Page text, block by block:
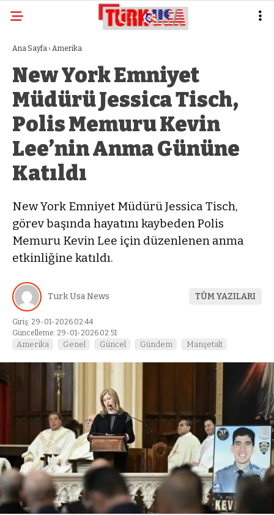
Ana Sayfa › Amerika
New York Emniyet
Müdürü Jessica Tisch,
Polis Memuru Kevin
Lee’nin Anma Gününe
Katıldı
New York Emniyet Müdürü Jessica Tisch,
görev başında hayatını kaybeden Polis
Memuru Kevin Lee için düzenlenen anma
etkinliğine katıldı.
Turk Usa News TÜM YAZILARI
Giriş: 29-01-2026 02:44
Güncelleme: 29-01-2026 02:51
Amerika Genel Güncel Gündem Manşetalt